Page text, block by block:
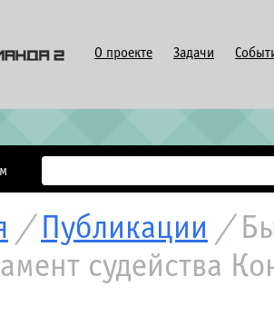
О проекте Задачи
/ Публикации /
судейства